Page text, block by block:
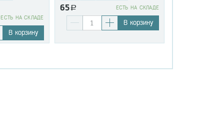
EСТЬ НА СКЛАДЕ
В корзину
65a EСТЬ НА СКЛАДЕ
В корзину